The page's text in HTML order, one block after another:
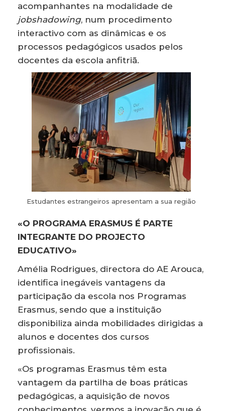
acompanhantes na modalidade de
jobshadowing, num procedimento
interactivo com as dinâmicas e os
processos pedagógicos usados pelos
docentes da escola anfitriã.
Estudantes estrangeiros apresentam a sua região
«O PROGRAMA ERASMUS É PARTE
INTEGRANTE DO PROJECTO
EDUCATIVO»
Amélia Rodrigues, directora do AE Arouca,
identifica inegáveis vantagens da
participação da escola nos Programas
Erasmus, sendo que a instituição
disponibiliza ainda mobilidades dirigidas a
alunos e docentes dos cursos
profissionais.
«Os programas Erasmus têm esta
vantagem da partilha de boas práticas
pedagógicas, a aquisição de novos